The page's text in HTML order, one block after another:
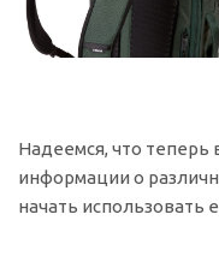
Надеемся, что теперь
информации о
начать использовать